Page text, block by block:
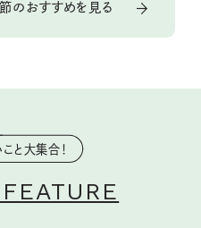
のおすすめを見る
と大集合！